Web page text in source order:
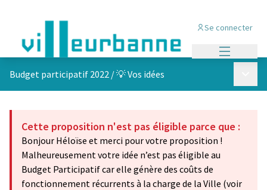
Se connecter
Budget participatif 2022 /💡 Vos idées
Cette proposition n'est pas éligible parce que :
Bonjour Héloïse et merci pour votre proposition !
Malheureusement votre idée n’est pas éligible au
Budget Participatif car elle génère des coûts de
fonctionnement récurrents à la charge de la Ville (voir